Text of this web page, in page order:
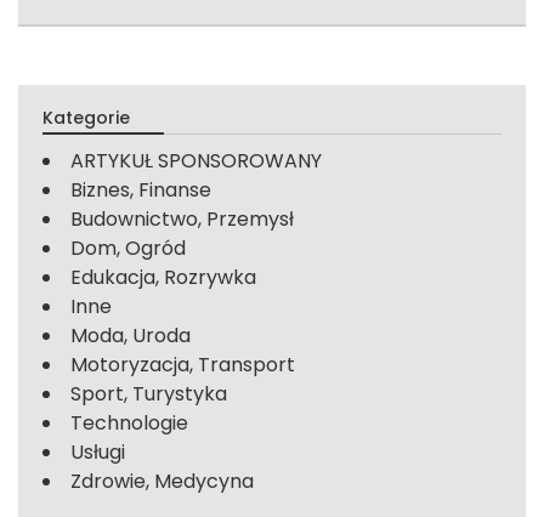
Kategorie
ARTYKUŁ SPONSOROWANY
Biznes, Finanse
Budownictwo, Przemysł
Dom, Ogród
Edukacja, Rozrywka
Inne
Moda, Uroda
Motoryzacja, Transport
Sport, Turystyka
Technologie
Usługi
Zdrowie, Medycyna